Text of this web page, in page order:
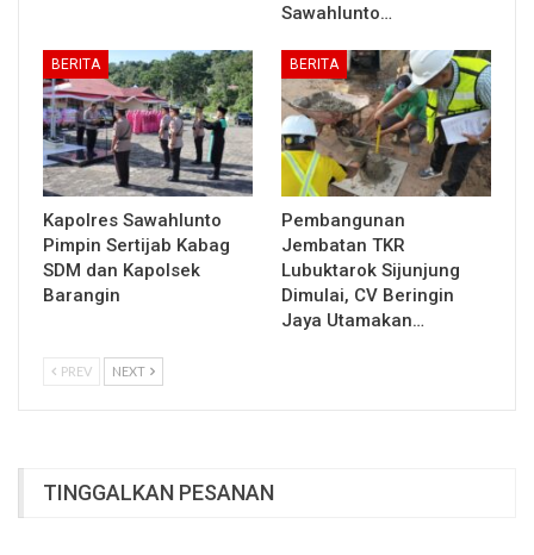
Sawahlunto…
BERITA
Kapolres Sawahlunto
Pimpin Sertijab Kabag
SDM dan Kapolsek
Barangin
BERITA
Pembangunan
Jembatan TKR
Lubuktarok Sijunjung
Dimulai, CV Beringin
Jaya Utamakan…
PREV NEXT
TINGGALKAN PESANAN